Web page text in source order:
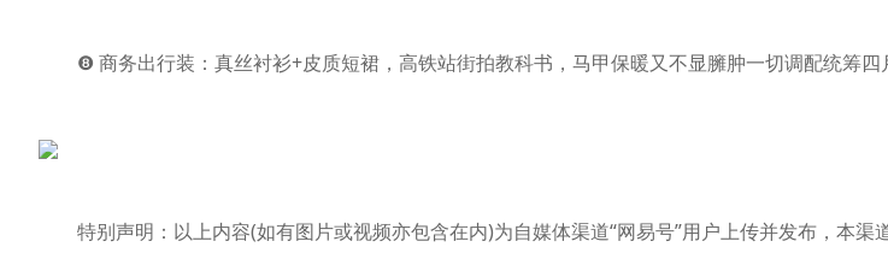
❽ 商务出行装：真丝衬衫+皮质短裙，高铁站街拍教科书，马甲保暖又不显臃肿一切调配统筹四
特别声明：以上内容(如有图片或视频亦包含在内)为自媒体渠道“网易号”用户上传并发布，本渠